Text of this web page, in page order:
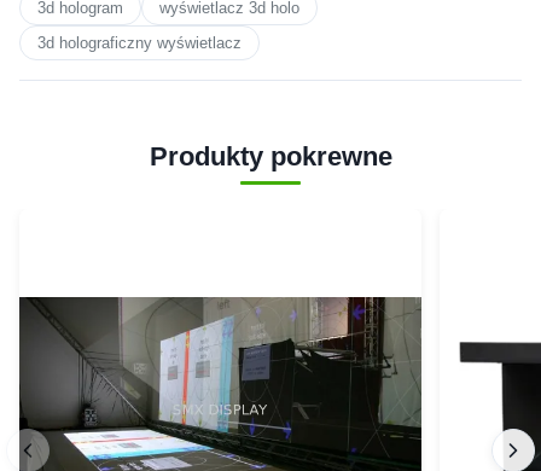
3d hologram
wyświetlacz 3d holo
3d holograficzny wyświetlacz
Produkty pokrewne